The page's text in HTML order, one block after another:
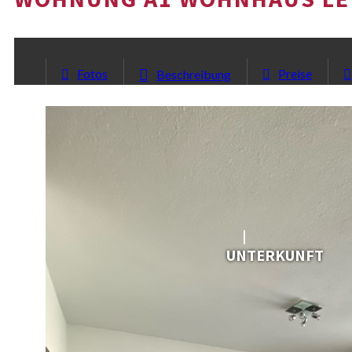
UNTERKUNFT
Fotos Beschreibung Preise